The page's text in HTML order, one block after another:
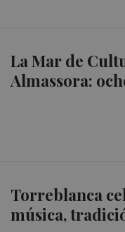
La Mar de
Almassora:
Torreblanca
música,